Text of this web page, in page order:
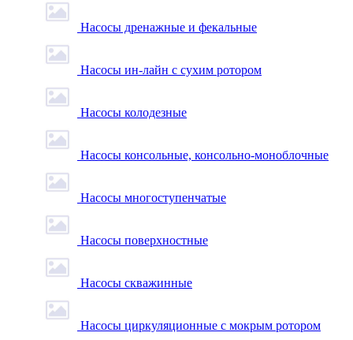
Насосы дренажные и фекальные
Насосы ин-лайн с сухим ротором
Насосы колодезные
Насосы консольные, консольно-моноблочные
Насосы многоступенчатые
Насосы поверхностные
Насосы скважинные
Насосы циркуляционные с мокрым ротором